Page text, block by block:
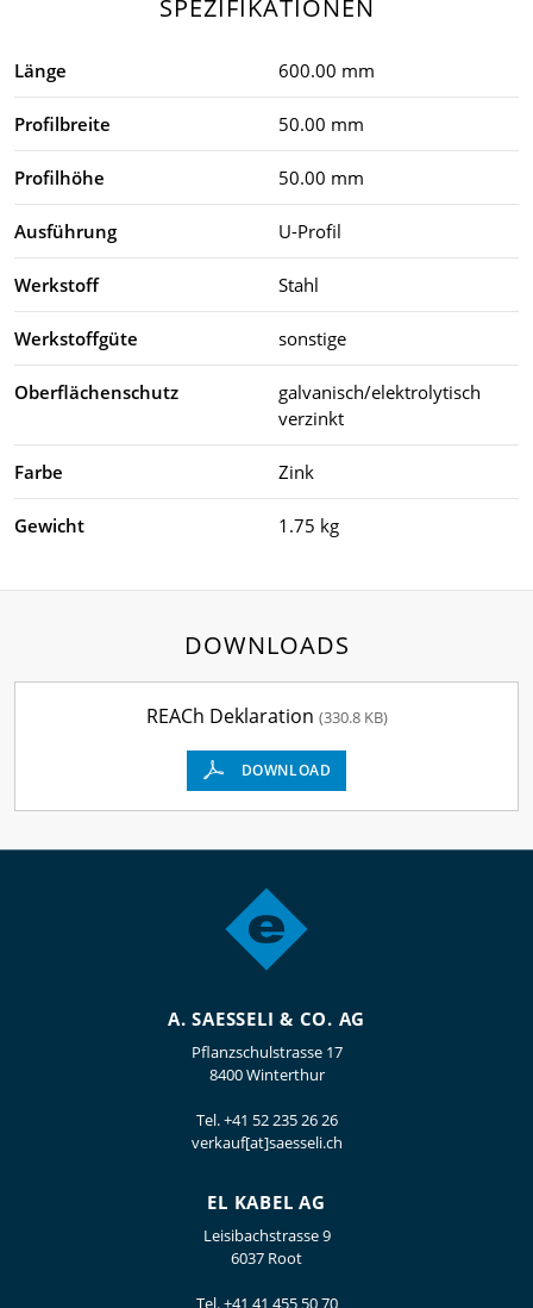
SPEZIFIKATIONEN
Länge 600.00 mm
Profilbreite 50.00 mm
Profilhöhe 50.00 mm
Ausführung U-Profil
Werkstoff Stahl
Werkstoffgüte sonstige
Oberflächenschutz
galvanisch/elektrolytisch
verzinkt
Farbe Zink
Gewicht 1.75 kg
DOWNLOADS
REACh Deklaration (330.8 KB)
DOWNLOAD
A. SAESSELI & CO. AG
Pflanzschulstrasse 17
8400 Winterthur
Tel.+41 52 235 26 26
verkauf[at]saesseli.ch
EL KABEL AG
Leisibachstrasse 9
6037 Root
Tel.+41 41 455 50 70